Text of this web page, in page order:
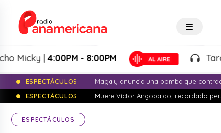
|4:00PM - 8:00PM
ESPECTÁCULOS
Magaly anuncia una bomba que
ESPECTÁCULOS
Muere Víctor Angobaldo, recordado
ESPECTÁCULOS